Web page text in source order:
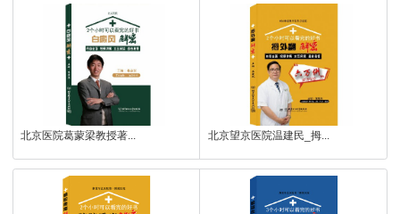
北京医院葛蒙梁教授著... 北京望京医院温建民_拇...